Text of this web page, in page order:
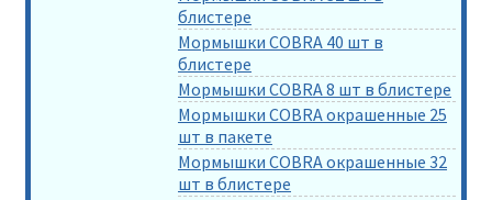
блистере
Мормышки COBRA 40 шт в
блистере
Мормышки COBRA 8 шт в блистере
Мормышки COBRA окрашенные 25
шт в пакете
Мормышки COBRA окрашенные 32
шт в блистере